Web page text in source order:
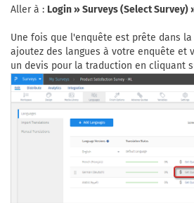
Aller à : Login » Surveys (Select Survey)
Une fois que l'enquête est prête dans
ajoutez des langues à votre enquête et
un devis pour la traduction en cliquant